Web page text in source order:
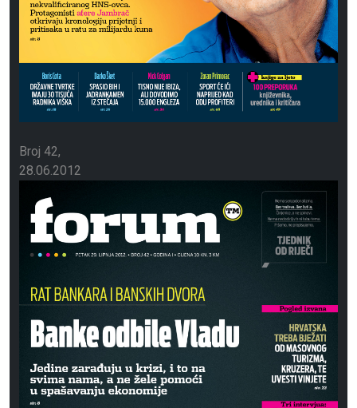
Broj 42
28.06.2012